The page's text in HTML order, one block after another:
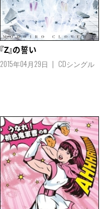
『Z』の誓い
2015年04月29日 CDシングル